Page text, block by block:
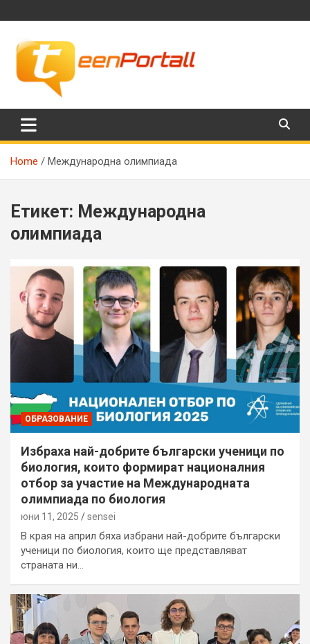
to
TeenPortall
Home Международна олимпиада
Етикет: Международна
олимпиада
ОБРАЗОВАНИЕ
Избраха най-добрите български ученици по
биология, които формират националния
отбор за участие на Международната
олимпиада по биология
юни 11, 2025 sensei
В края на април бяха избрани най-добрите български
ученици по биология, които ще представляват
страната ни…